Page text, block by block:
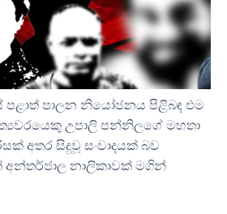
පළාත් පාලන නියෝජනය පිළිබඳ එම
උපාලි පන්නිලගේ මහතා
අතර සිදුවූ සංවාදයක් බව
නාලිකාවක් මගින්